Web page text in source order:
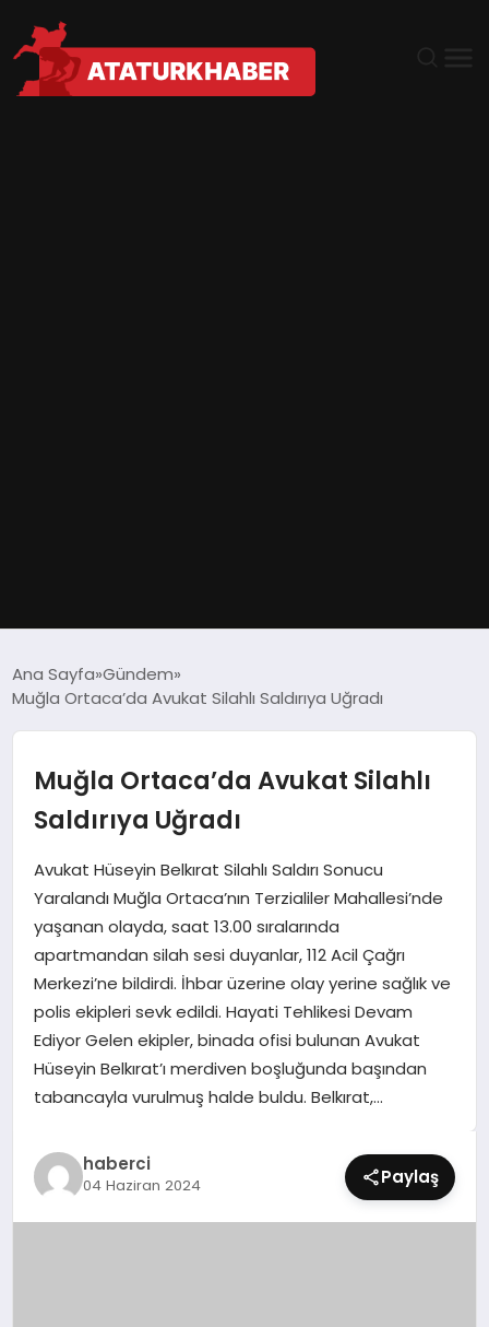
DÜNYA
EĞITIM
EKONOMI
MAGAZIN
SAĞLIK
SIYASET
SPOR
TEKNOLOJI
YAŞAM
Ana Sayfa Gündem
Muğla Ortaca’da Avukat Silahlı Saldırıya Uğradı
Muğla Ortaca’da Avukat Silahlı
Saldırıya Uğradı
Avukat Hüseyin Belkırat Silahlı Saldırı Sonucu
Yaralandı Muğla Ortaca’nın Terzialiler Mahallesi’nde
yaşanan olayda, saat 13.00 sıralarında
apartmandan silah sesi duyanlar, 112 Acil Çağrı
Merkezi’ne bildirdi. İhbar üzerine olay yerine sağlık ve
polis ekipleri sevk edildi. Hayati Tehlikesi Devam
Ediyor Gelen ekipler, binada ofisi bulunan Avukat
Hüseyin Belkırat’ı merdiven boşluğunda başından
tabancayla vurulmuş halde buldu. Belkırat,…
haberci
04 Haziran 2024 Paylaş